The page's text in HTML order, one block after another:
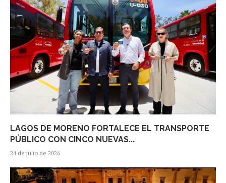
LAGOS DE MORENO FORTALECE EL TRANSPORTE
PÚBLICO CON CINCO NUEVAS...
24 de julio de 2026